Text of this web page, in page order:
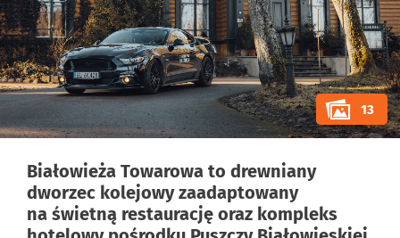
13
Białowieża Towarowa to drewniany
dworzec kolejowy zaadaptowany
na świetną restaurację oraz kompleks